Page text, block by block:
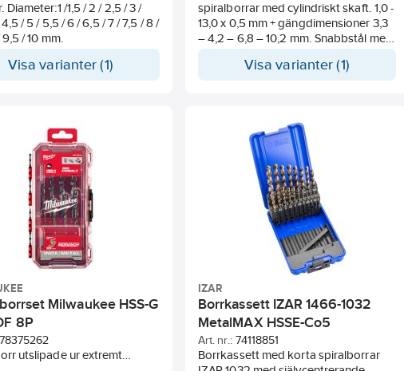
Diameter:1 /1,5 / 2 / 2,5 / 3 /
/ 5 / 5,5 / 6 / 6,5 / 7 / 7,5 / 8 /
/ 10 mm.
Visa varianter (1)
spiralborrar med cylindriskt skaft. 1,0 -
13,0 x 0,5 mm + gängdimensioner 3,3
– 4,2 – 6,8 – 10,2 mm. Snabbstål med
friktion, längre livslängd och
lägre skärkrafter. För allmän borrning
i standardstål, gjutjärn och aluminium-
magnesium. Lämplig för portabla
maskiner. DIN 338 N
Visa varianter (1)
Milwaukee HSS-G
8P
78375262
utslipade ur extremt
IZAR
Borrkassett IZAR 1466-1032
MetalMAX HSSE-Co5
Art. nr.: 74118851
Borrkassett med korta spiralborrar